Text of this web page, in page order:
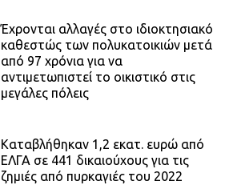
Έχρονται αλλαγές στο ιδιοκτησιακό
καθεστώς των πολυκατοικιών μετά
από 97 χρόνια για να
αντιμετωπιστεί το οικιστικό στις
μεγάλες πόλεις
Καταβλήθηκαν 1,2 εκατ. ευρώ από
ΕΛΓΑ σε 441 δικαιούχους για τις
ζημιές από πυρκαγιές του 2022